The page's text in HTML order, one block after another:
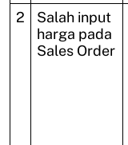
2
Salah input
harga pada
Sales Order